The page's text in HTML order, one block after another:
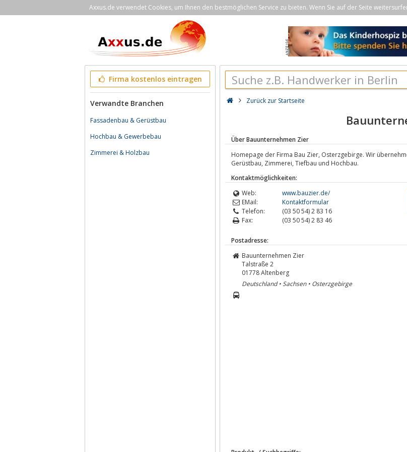
Axxus.de verwendet Cookies, um Ihnen den bestmöglichen Service zu bieten. Wenn Sie auf der Seite
Firma kostenlos eintragen
Verwandte Branchen
Fassadenbau & Gerüstbau
Hochbau & Gewerbebau
Zimmerei & Holzbau
Zurück zur Startseite
Über Bauunternehmen Zier
Homepage der Firma Bau Zier, Osterzgebirge. Wir
Gerüstbau, Zimmerei, Tiefbau und Hochbau.
Kontaktmöglichkeiten:
Web:
www.bauzier.de/
EMail:
Kontaktformular
Telefon:
(03 50 54) 2 83 16
Fax:
(03 50 54) 2 83 46
Postadresse:
Bauunternehmen Zier
Talstraße 2
01778Altenberg
Deutschland • Sachsen • Osterzgebirge